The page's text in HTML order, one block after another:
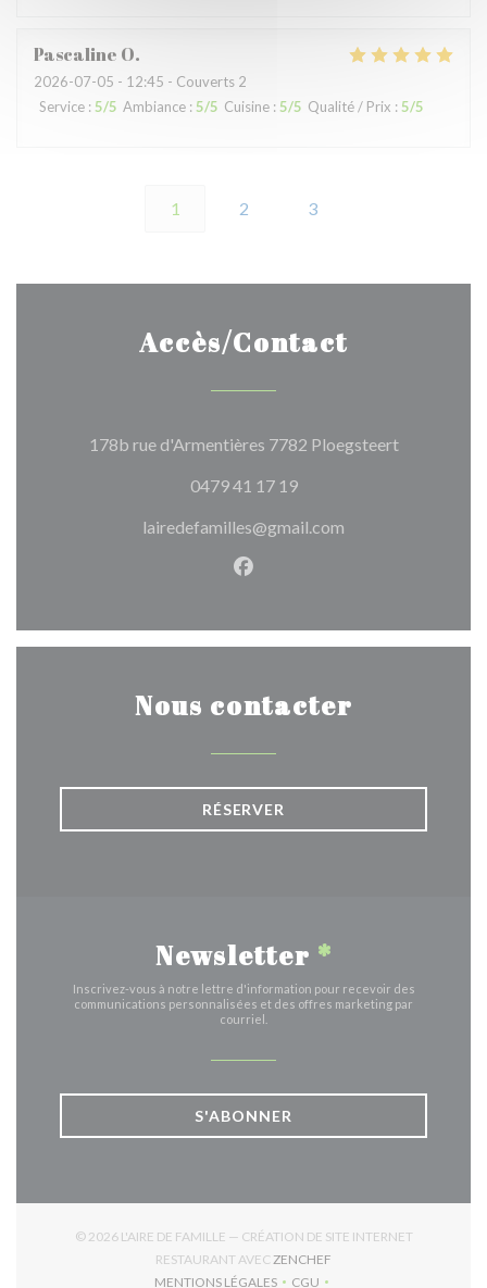
Pascaline O
2026-07-05 - 12:45 - Couverts 2
Service : 5/5 Ambiance : 5/5 Cuisine : 5/5 Qualité / Prix : 5/5
1 2 3
Accès/Contact
178b rue d'Armentières 7782 Ploegsteert((ouvre une
0479 41 17 19
lairedefamilles@gmail.com
Facebook ((ouvre une
Nous contacter
RÉSERVER
Newsletter *
Inscrivez-vous à notre lettre d'information pour recevoir des
communications personnalisées et des offres marketing par
courriel.
S'ABONNER
© 2026 L'AIRE DE FAMILLE — CRÉATION DE SITE INTERNET
RESTAURANT AVEC ZENCHEF
MENTIONS LÉGALES
CGU